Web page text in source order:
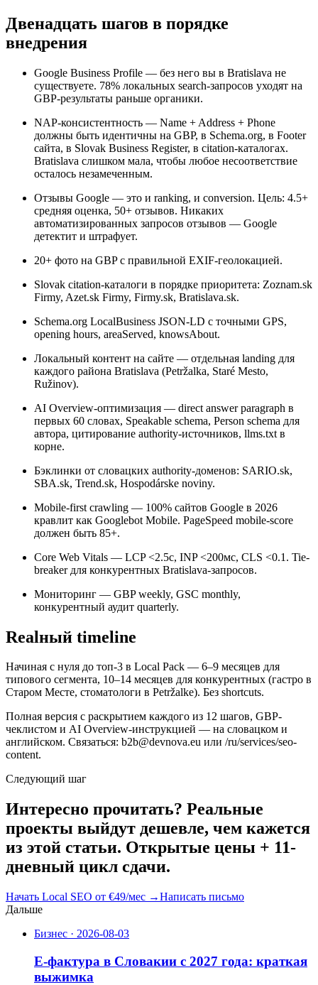
Двенадцать шагов в порядке
внедрения
Google Business Profile — без него вы в Bratislava не
существуете. 78% локальных search-запросов уходят на
GBP-результаты раньше органики.
NAP-консистентность — Name + Address + Phone
должны быть идентичны на GBP, в Schema.org, в Footer
сайта, в Slovak Business Register, в citation-каталогах.
Bratislava слишком мала, чтобы любое несоответствие
осталось незамеченным.
Отзывы Google — это и ranking, и conversion. Цель: 4.5+
средняя оценка, 50+ отзывов. Никаких
автоматизированных запросов отзывов — Google
детектит и штрафует.
20+ фото на GBP с правильной EXIF-геолокацией.
Slovak citation-каталоги в порядке приоритета: Zoznam.sk
Firmy, Azet.sk Firmy, Firmy.sk, Bratislava.sk.
Schema.org LocalBusiness JSON-LD с точными GPS,
opening hours, areaServed, knowsAbout.
Локальный контент на сайте — отдельная landing для
каждого района Bratislava (Petržalka, Staré Mesto,
Ružinov).
AI Overview-оптимизация — direct answer paragraph в
первых 60 словах, Speakable schema, Person schema для
автора, цитирование authority-источников, llms.txt в
корне.
Бэклинки от словацких authority-доменов: SARIO.sk,
SBA.sk, Trend.sk, Hospodárske noviny.
Mobile-first crawling — 100% сайтов Google в 2026
кравлит как Googlebot Mobile. PageSpeed mobile-score
должен быть 85+.
Core Web Vitals — LCP <2.5с, INP <200мс, CLS <0.1. Tie-
breaker для конкурентных Bratislava-запросов.
Мониторинг — GBP weekly, GSC monthly,
конкурентный аудит quarterly.
Realный timeline
Начиная с нуля до топ-3 в Local Pack — 6–9 месяцев для
типового сегмента, 10–14 месяцев для конкурентных (гастро в
Старом Месте, стоматологи в Petržalke). Без shortcuts.
Полная версия с раскрытием каждого из 12 шагов, GBP-
чеклистом и AI Overview-инструкцией — на словацком и
английском. Связаться: b2b@devnova.eu или /ru/services/seo-
content.
Следующий шаг
Интересно прочитать? Реальные
проекты выйдут дешевле, чем кажется
из этой статьи. Открытые цены + 11-
дневный цикл сдачи.
Начать Local SEO от €49/мес →Написать письмо
Дальше
Бизнес · 2026-08-03
E-фактура в Словакии с 2027 года: краткая
выжимка